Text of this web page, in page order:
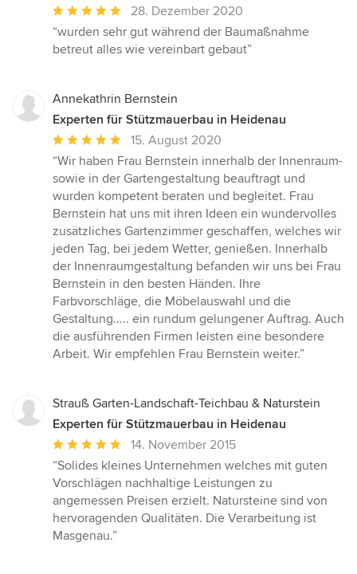
Durchschnittliche
Bewertung:
5
Sternen
28. Dezember 2020
“wurden sehr gut während der Baumaßnahme
betreut alles wie vereinbart gebaut”
Annekathrin Bernstein
Experten für Stützmauerbau in Heidenau
Durchschnittliche
Bewertung:
5
von
5
Sternen
15. August 2020
“Wir haben Frau Bernstein innerhalb der Innenraum-
sowie in der Gartengestaltung beauftragt und
wurden kompetent beraten und begleitet. Frau
Bernstein hat uns mit ihren Ideen ein wundervolles
zusätzliches Gartenzimmer geschaffen, welches wir
jeden Tag, bei jedem Wetter, genießen. Innerhalb
der Innenraumgestaltung befanden wir uns bei Frau
Bernstein in den besten Händen. Ihre
Farbvorschläge, die Möbelauswahl und die
Gestaltung..... ein rundum gelungener Auftrag. Auch
die ausführenden Firmen leisten eine besondere
Arbeit. Wir empfehlen Frau Bernstein weiter.”
Strauß Garten-Landschaft-Teichbau & Naturstein
Experten für Stützmauerbau in Heidenau
Durchschnittliche
Bewertung:
5
von
5
Sternen
14. November 2015
“Solides kleines Unternehmen welches mit guten
Vorschlägen nachhaltige Leistungen zu
angemessen Preisen erzielt. Natursteine sind von
hervoragenden Qualitäten. Die Verarbeitung ist
Masgenau.”